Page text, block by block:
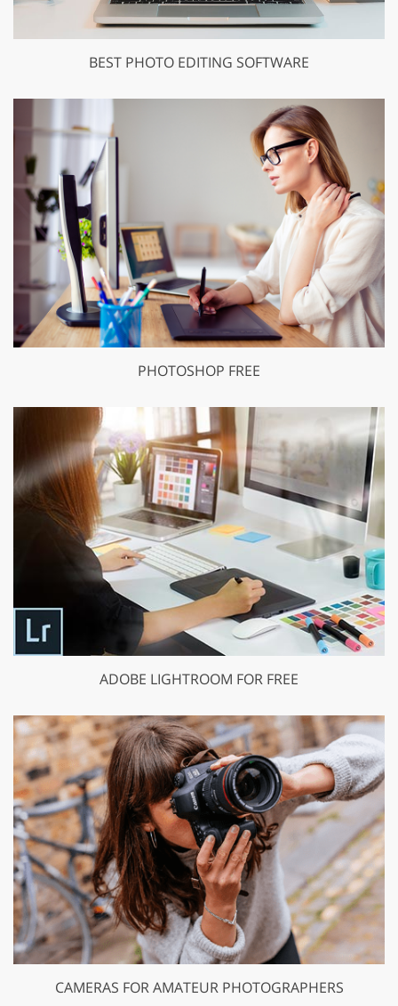
BEST PHOTO EDITING SOFTWARE
PHOTOSHOP FREE
ADOBE LIGHTROOM FOR FREE
CAMERAS FOR AMATEUR PHOTOGRAPHERS